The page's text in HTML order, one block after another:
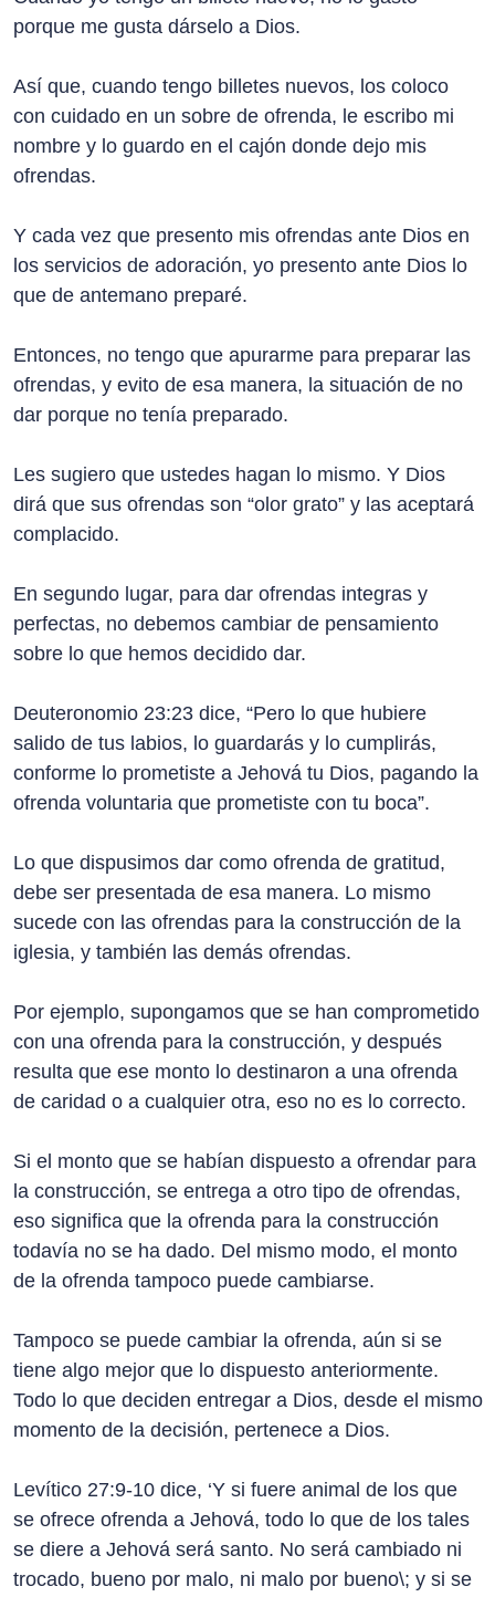
porque me gusta dárselo a Dios.
Así que, cuando tengo billetes nuevos, los coloco
con cuidado en un sobre de ofrenda, le escribo mi
nombre y lo guardo en el cajón donde dejo mis
ofrendas.
Y cada vez que presento mis ofrendas ante Dios en
los servicios de adoración, yo presento ante Dios lo
que de antemano preparé.
Entonces, no tengo que apurarme para preparar las
ofrendas, y evito de esa manera, la situación de no
dar porque no tenía preparado.
Les sugiero que ustedes hagan lo mismo. Y Dios
dirá que sus ofrendas son “olor grato” y las aceptará
complacido.
En segundo lugar, para dar ofrendas integras y
perfectas, no debemos cambiar de pensamiento
sobre lo que hemos decidido dar.
Deuteronomio 23:23 dice, “Pero lo que hubiere
salido de tus labios, lo guardarás y lo cumplirás,
conforme lo prometiste a Jehová tu Dios, pagando la
ofrenda voluntaria que prometiste con tu boca”.
Lo que dispusimos dar como ofrenda de gratitud,
debe ser presentada de esa manera. Lo mismo
sucede con las ofrendas para la construcción de la
iglesia, y también las demás ofrendas.
Por ejemplo, supongamos que se han comprometido
con una ofrenda para la construcción, y después
resulta que ese monto lo destinaron a una ofrenda
de caridad o a cualquier otra, eso no es lo correcto.
Si el monto que se habían dispuesto a ofrendar para
la construcción, se entrega a otro tipo de ofrendas,
eso significa que la ofrenda para la construcción
todavía no se ha dado. Del mismo modo, el monto
de la ofrenda tampoco puede cambiarse.
Tampoco se puede cambiar la ofrenda, aún si se
tiene algo mejor que lo dispuesto anteriormente.
Todo lo que deciden entregar a Dios, desde el mismo
momento de la decisión, pertenece a Dios.
Levítico 27:9-10 dice, ‘Y si fuere animal de los que
se ofrece ofrenda a Jehová, todo lo que de los tales
se diere a Jehová será santo. No será cambiado ni
trocado, bueno por malo, ni malo por bueno\; y si se